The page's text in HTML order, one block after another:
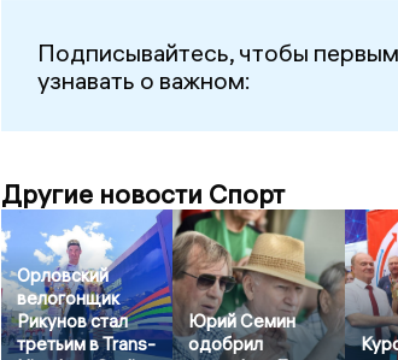
Подписывайтесь, чтобы
узнавать о важном:
Другие новости Спорт
Орловский
велогонщик
Рикунов стал
третьим в Trans-
Юрий Семин
одобрил